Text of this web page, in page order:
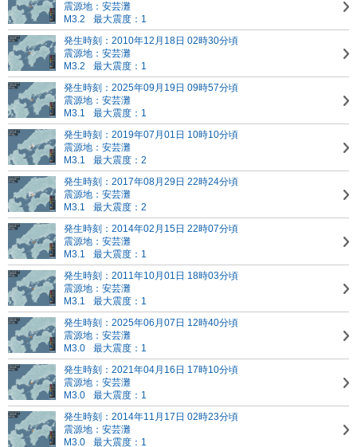
震源地：安芸灘
M3.2
最大震度：1
発生時刻：2010年12月18日 02時30分頃
震源地：安芸灘
M3.2
最大震度：1
発生時刻：2025年09月19日 09時57分頃
震源地：安芸灘
M3.1
最大震度：1
発生時刻：2019年07月01日 10時10分頃
震源地：安芸灘
M3.1
最大震度：2
発生時刻：2017年08月29日 22時24分頃
震源地：安芸灘
M3.1
最大震度：2
発生時刻：2014年02月15日 22時07分頃
震源地：安芸灘
M3.1
最大震度：1
発生時刻：2011年10月01日 18時03分頃
震源地：安芸灘
M3.1
最大震度：1
発生時刻：2025年06月07日 12時40分頃
震源地：安芸灘
M3.0
最大震度：1
発生時刻：2021年04月16日 17時10分頃
震源地：安芸灘
M3.0
最大震度：1
発生時刻：2014年11月17日 02時23分頃
震源地：安芸灘
M3.0
最大震度：1